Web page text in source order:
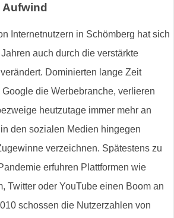
Aufwind
Internetnutzern in Schömberg hat sich
auch durch die verstärkte
Dominierten lange Zeit
die Werbebranche, verlieren
heutzutage immer mehr an
den sozialen Medien hingegen
verzeichnen. Spätestens zu
erfuhren Plattformen wie
Twitter oder YouTube einen Boom an
schossen die Nutzerzahlen von